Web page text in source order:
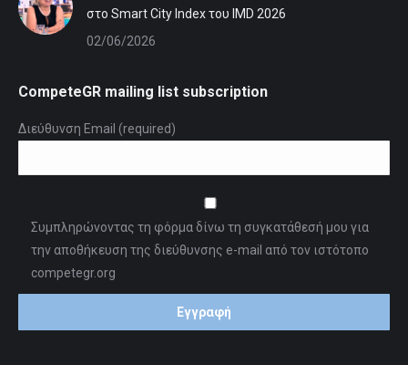
στο Smart City Index του IMD 2026
02/06/2026
CompeteGR mailing list subscription
Διεύθυνση Email (required)
Συμπληρώνοντας τη φόρμα δίνω τη συγκατάθεσή μου για
την αποθήκευση της διεύθυνσης e-mail από τον ιστότοπο
competegr.org